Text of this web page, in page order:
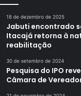
18 de dezembro de 2025
Jabuti encontrado
Itacajá retorna à
reabilitação
30 de setembro de 2024
Pesquisa do IPO
Câmara de